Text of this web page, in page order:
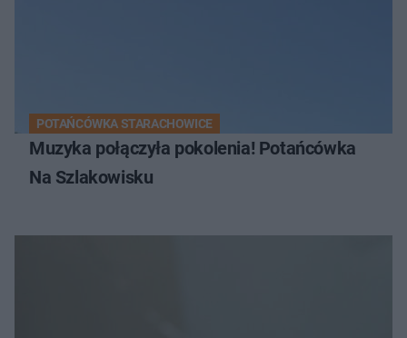
POTAŃCÓWKA STARACHOWICE
Muzyka połączyła pokolenia! Potańcówka
Na Szlakowisku